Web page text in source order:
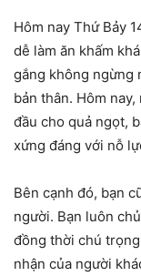
Hôm nay Thứ Bảy
dễ làm ăn khấm
gắng không ngừng
bản thân. Hôm
đầu cho quả ngọt,
xứng đáng với nỗ
Bên cạnh đó, bạn
người. Bạn luôn
đồng thời chú
nhận của người